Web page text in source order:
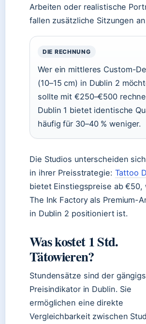
Arbeiten oder realistische
fallen zusätzliche Sitzungen
DIE RECHNUNG
Wer ein mittleres Custom-
(10–15 cm) in Dublin 2
sollte mit €250–€500
Dublin 1 bietet identische
häufig für 30–40 % weniger.
Die Studios unterscheiden
in ihrer Preisstrategie: Tattoo
bietet Einstiegspreise ab €50,
The Ink Factory als Premium-
in Dublin 2 positioniert ist.
Was kostet 1 Std.
Tätowieren?
Stundensätze sind der
Preisindikator in Dublin. Sie
ermöglichen eine direkte
Vergleichbarkeit zwischen